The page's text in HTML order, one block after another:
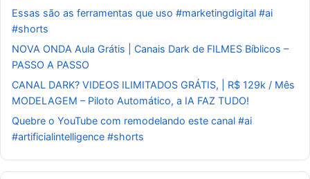
Essas são as ferramentas que uso #marketingdigital #ai
#shorts
NOVA ONDA Aula Grátis | Canais Dark de FILMES Bíblicos –
PASSO A PASSO
CANAL DARK? VIDEOS ILIMITADOS GRÁTIS, | R$ 129k / Mês
MODELAGEM – Piloto Automático, a IA FAZ TUDO!
Quebre o YouTube com remodelando este canal #ai
#artificialintelligence #shorts